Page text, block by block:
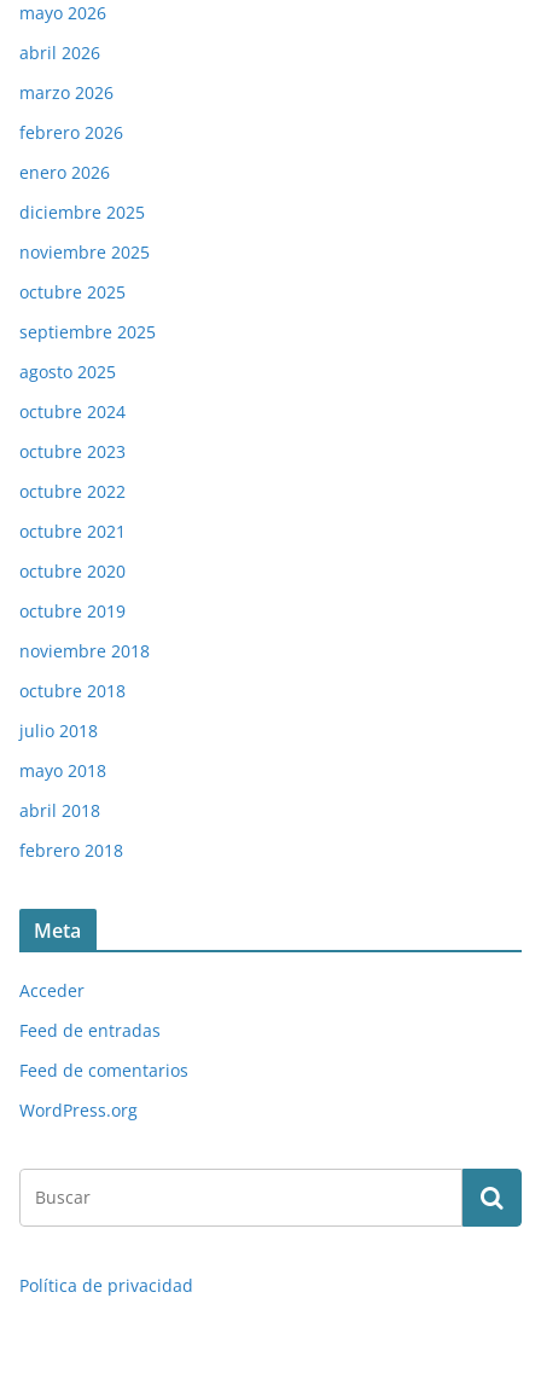
mayo 2026
abril 2026
marzo 2026
febrero 2026
enero 2026
diciembre 2025
noviembre 2025
octubre 2025
septiembre 2025
agosto 2025
octubre 2024
octubre 2023
octubre 2022
octubre 2021
octubre 2020
octubre 2019
noviembre 2018
octubre 2018
julio 2018
mayo 2018
abril 2018
febrero 2018
Meta
Acceder
Feed de entradas
Feed de comentarios
WordPress.org
Política de privacidad